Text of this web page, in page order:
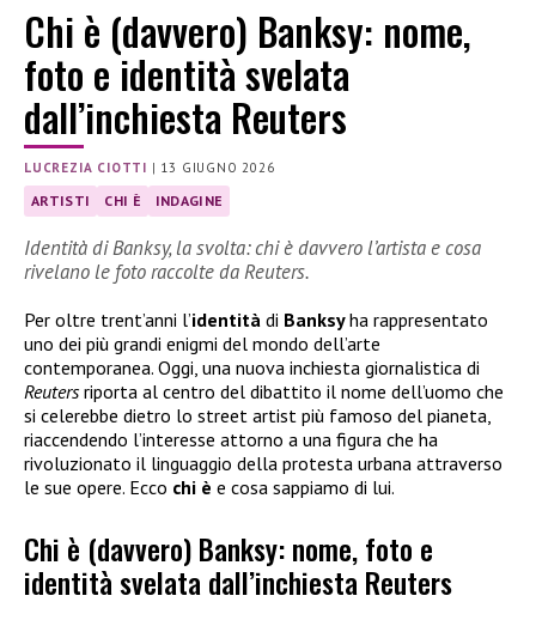
Chi è (davvero) Banksy: nome,
foto e identità svelata
dall’inchiesta Reuters
LUCREZIA CIOTTI | 13 GIUGNO 2026
ARTISTI CHI È INDAGINE
Identità di Banksy, la svolta: chi è davvero l’artista e cosa
rivelano le foto raccolte da Reuters.
Per oltre trent’anni l’identità di Banksyha rappresentato
uno dei più grandi enigmi del mondo dell’arte
contemporanea. Oggi, una nuova inchiesta giornalistica di
Reutersriporta al centro del dibattito il nome dell’uomo che
si celerebbe dietro lo street artist più famoso del pianeta,
riaccendendo l’interesse attorno a una figura che ha
rivoluzionato il linguaggio della protesta urbana attraverso
le sue opere. Ecco chi è e cosa sappiamo di lui.
Chi è (davvero) Banksy: nome, foto e
identità svelata dall’inchiesta Reuters